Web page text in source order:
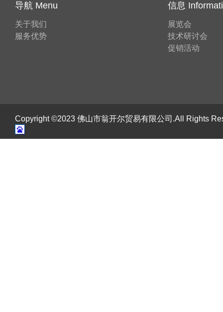
导航 Menu
关于我们
服务优势
信息
展览会
技术研讨会
促销活动
Copyright ©2023 佛山市翁开尔贸易有限公司.All Rights